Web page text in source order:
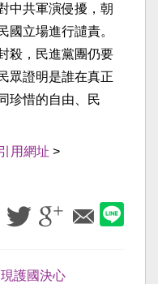
中共軍演侵擾，朝
國立場進行譴責。
殺，民進黨團仍要
眾證明是誰在真正
珍惜的自由、民
用網址 >
護國決心